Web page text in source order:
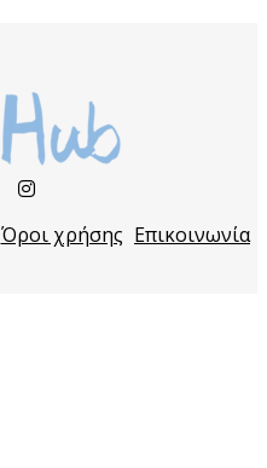
Όροι χρήσης Επικοινωνία